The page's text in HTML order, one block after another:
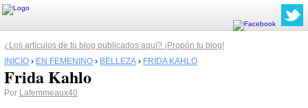
¿Los artículos de tu blog publicados aquí? ¡Propón tu blog!
INICIO › EN FEMENINO › BELLEZA › FRIDA KAHLO
Frida Kahlo
Por Lafemmeaux40